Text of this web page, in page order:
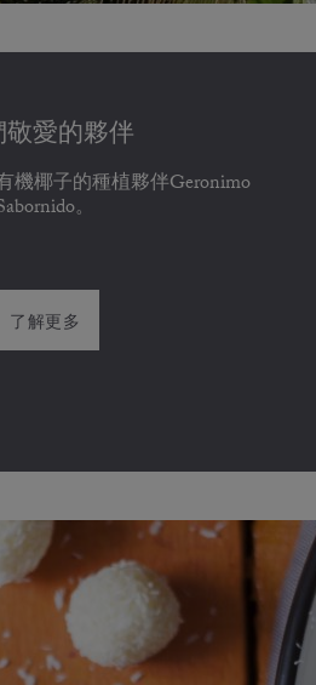
愛的夥伴
機椰子的種植夥伴Geronimo
。
了解更多